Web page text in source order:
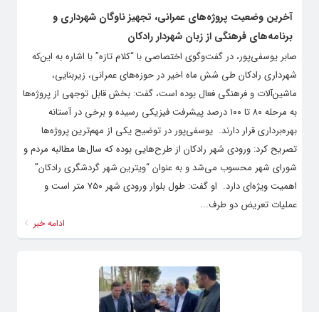
آخرین وضعیت پروژه‌های عمرانی، تجهیز ناوگان شهرداری و
برنامه‌های فرهنگی از زبان شهردار رادکان
صابر یوسفی‌پور، در گفت‌وگوی اختصاصی با “کلام تازه” با اشاره به این‌که
شهرداری رادکان طی شش ماه اخیر در حوزه‌های عمرانی، زیربنایی،
ماشین‌آلات و فرهنگی فعال بوده است، گفت: بخش قابل توجهی از پروژه‌ها
به مرحله ۸۰ تا ۱۰۰ درصد پیشرفت فیزیکی رسیده و برخی در آستانه
بهره‌برداری قرار دارند. ‌ یوسفی‌پور در توضیح یکی از مهم‌ترین پروژه‌ها
تصریح کرد: ورودی شهر رادکان از طرح‌هایی بوده که سال‌ها مطالبه مردم و
شورای شهر محسوب می‌شد و به عنوان “ویترین شهر گردشگری رادکان”
اهمیت ویژه‌ای دارد. ‌ او گفت: طول بلوار ورودی شهر ۷۵۰ متر است و
عملیات تعریض دو طرف...
ادامه خبر